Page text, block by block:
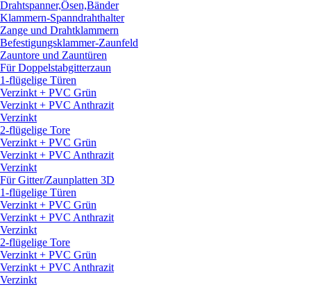
Drahtspanner,Ösen,Bänder
Klammern-Spanndrahthalter
Zange und Drahtklammern
Befestigungsklammer-Zaunfeld
Zauntore und Zauntüren
Für Doppelstabgitterzaun
1-flügelige Türen
Verzinkt + PVC Grün
Verzinkt + PVC Anthrazit
Verzinkt
2-flügelige Tore
Verzinkt + PVC Grün
Verzinkt + PVC Anthrazit
Verzinkt
Für Gitter/Zaunplatten 3D
1-flügelige Türen
Verzinkt + PVC Grün
Verzinkt + PVC Anthrazit
Verzinkt
2-flügelige Tore
Verzinkt + PVC Grün
Verzinkt + PVC Anthrazit
Verzinkt